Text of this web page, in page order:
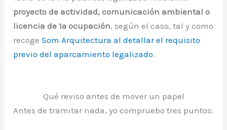
proyecto de actividad, comunicación ambiental o
licencia de 1ª ocupación, según el caso, tal y como
recogeSom Arquitectura al detallar el requisito
previo del aparcamiento legalizado.
Qué reviso antes de mover un papel
Antes de tramitar nada, yo compruebo tres puntos: